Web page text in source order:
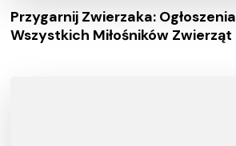
Przygarnij Zwierzaka:
Wszystkich Miłośników Zwierząt